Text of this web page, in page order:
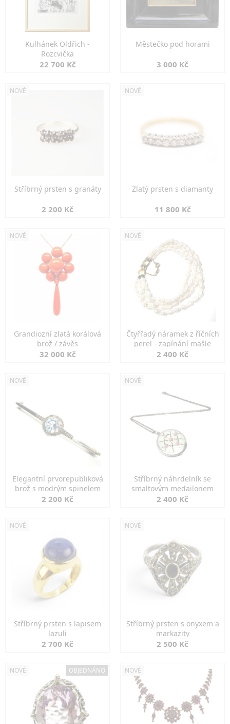
Kulhánek Oldřich -
Rozcvička
22 700 Kč
Městečko pod horami
3 000 Kč
NOVÉ
Stříbrný prsten s granáty
2 200 Kč
NOVÉ
Zlatý prsten s diamanty
11 800 Kč
NOVÉ
Grandiozní zlatá korálová
brož / závěs
32 000 Kč
NOVÉ
Čtyřřadý náramek z říčních
perel - zapínání mašle
2 400 Kč
NOVÉ
Elegantní prvorepubliková
brož s modrým spinelem
2 200 Kč
NOVÉ
Stříbrný náhrdelník se
smaltovým medailonem
2 400 Kč
NOVÉ
Stříbrný prsten s lapisem
lazuli
2 700 Kč
NOVÉ
Stříbrný prsten s onyxem a
markazity
2 500 Kč
NOVÉ OBJEDNÁNO NOVÉ